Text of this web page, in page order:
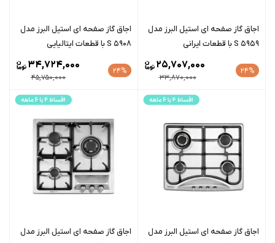
اجاق گاز صفحه ای استیل البرز مدل
S 5959 با قطعات ایرانی
24%
33,870,000
25,707,000
اجاق گاز صفحه ای استیل البرز مدل
S 5908 با قطعات ایتالیایی
24%
45,750,000
34,724,000
اجاق گاز صفحه ای استیل البرز مدل
اجاق گاز صفحه ای استیل البرز مدل